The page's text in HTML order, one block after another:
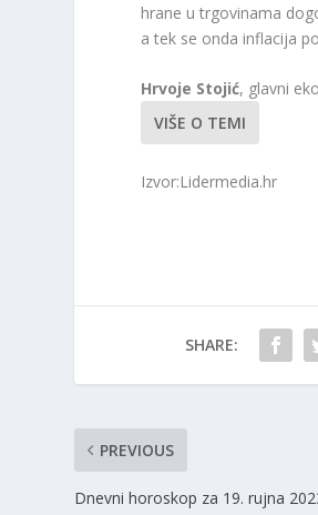
hrane u trgovinama
a tek se onda inflacija
Hrvoje Stojić, glavni eko
VIŠE O TEMI
Izvor:Lidermedia.hr
SHARE:
PREVIOUS
Dnevni horoskop za 19. rujna